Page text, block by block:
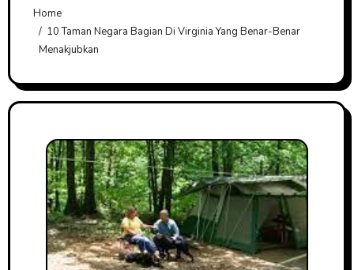
Home
10 Taman Negara Bagian Di Virginia Yang Benar-Benar
Menakjubkan